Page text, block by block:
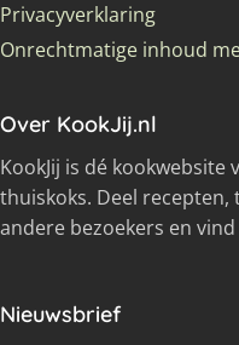
Privacyverklaring
Onrechtmatige inhoud
Over KookJij.nl
KookJij is dé
thuiskoks. Deel
andere bezoekers en
Nieuwsbrief